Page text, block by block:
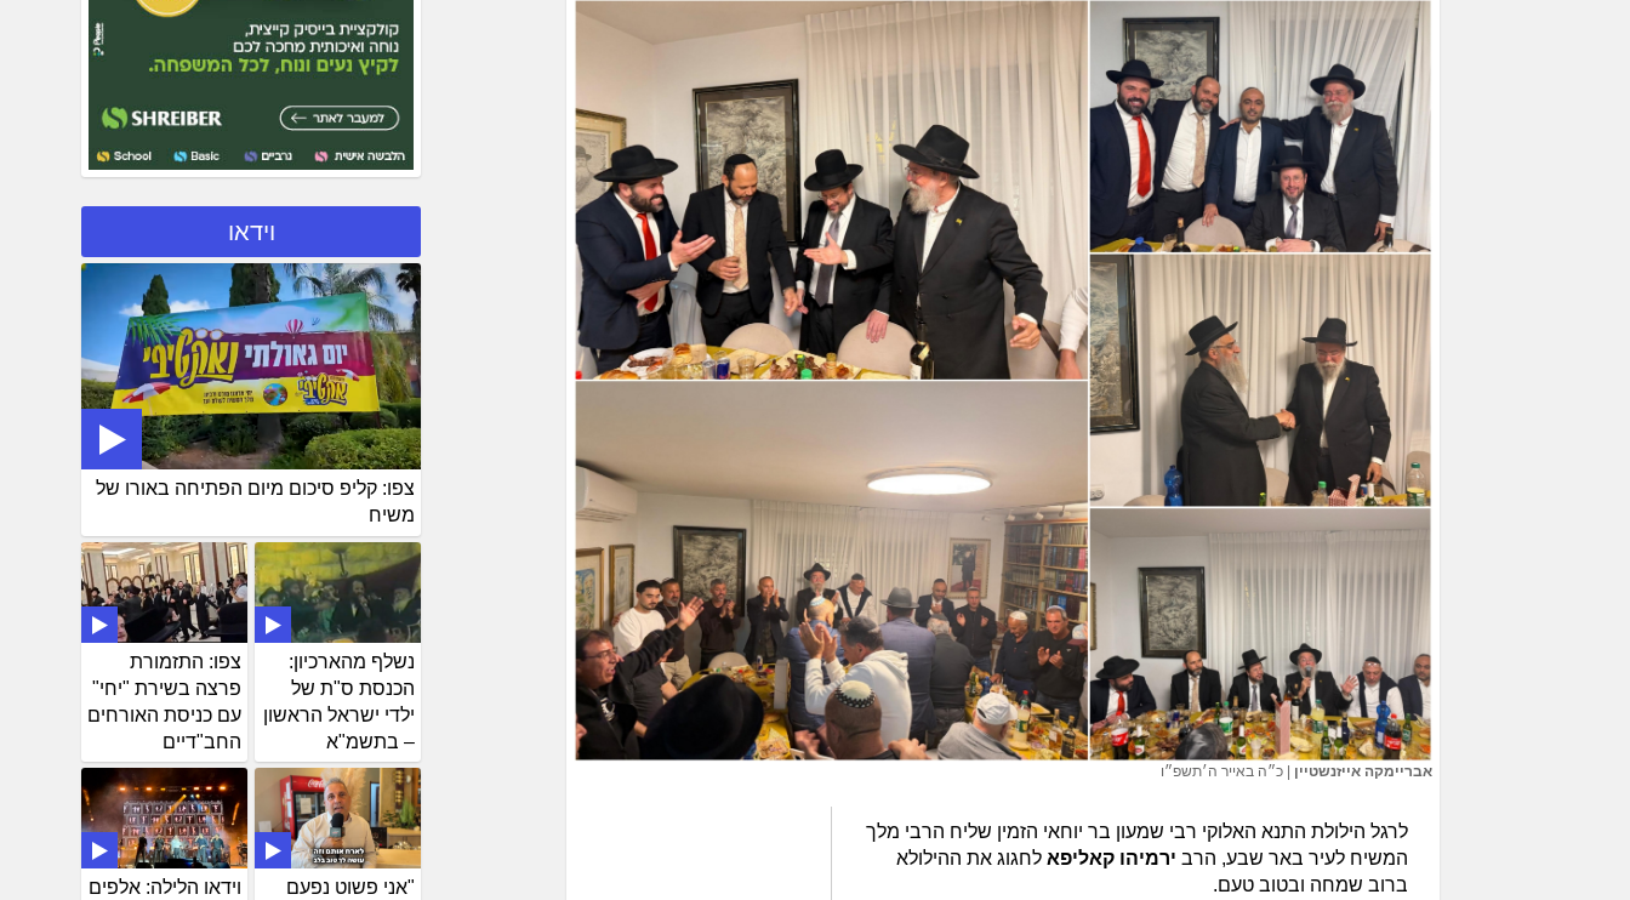
אבריימקה אייזנשטיין |כ״ה באייר ה׳תשפ״ו
לרגל הילולת התנא האלוקי רבי שמעון בר יוחאי הזמין שליח הרבי מלך
המשיח לעיר באר שבע, הרב ירמיהו קאליפא לחגוג את ההילולא
ברוב שמחה ובטוב טעם.
וידאו
צפו: קליפ סיכום מיום הפתיחה באורו של
משיח
צפו: התזמורת
פרצה בשירת "יחי"
עם כניסת האורחים
החב"דיים
נשלף מהארכיון:
הכנסת ס"ת של
ילדי ישראל הראשון
– בתשמ"א
וידאו הלילה: אלפים
"אני פשוט נפעם